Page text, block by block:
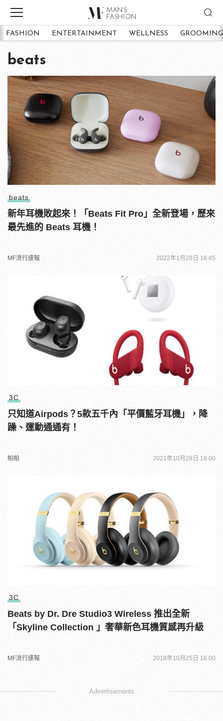
FASHION ENTERTAINMENT WELLNESS GROOMING
beats
beats
新年耳機敗起來！「Beats Fit Pro」全新登場，歷來
最先進的 Beats 耳機！
MF流行速報 2022年1月28日 16:45
3C
只知道Airpods？5款五千內「平價藍牙耳機」，降
躁、運動通通有！
帕帕 2021年10月28日 18:00
3C
Beats by Dr. Dre Studio3 Wireless 推出全新
「Skyline Collection 」奢華新色耳機質感再升級
MF流行速報 2018年10月25日 16:00
Advertisements